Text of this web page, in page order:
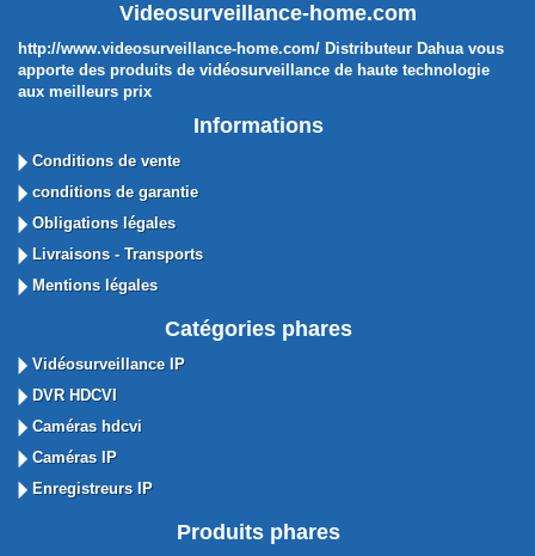
Videosurveillance-home.com
http://www.videosurveillance-home.com/ Distributeur Dahua vous
apporte des produits de vidéosurveillance de haute technologie
aux meilleurs prix
Informations
Conditions de vente
conditions de garantie
Obligations légales
Livraisons - Transports
Mentions légales
Catégories phares
Vidéosurveillance IP
DVR HDCVI
Caméras hdcvi
Caméras IP
Enregistreurs IP
Produits phares